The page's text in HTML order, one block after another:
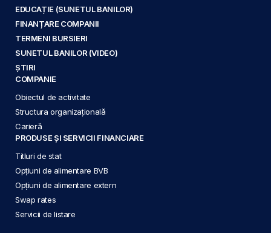
EDUCAȚIE (SUNETUL BANILOR)
FINANȚARE COMPANII
TERMENI BURSIERI
SUNETUL BANILOR (VIDEO)
ȘTIRI
COMPANIE
Obiectul de activitate
Structura organizațională
Carieră
PRODUSE ȘI SERVICII FINANCIARE
Titluri de stat
Opțiuni de alimentare BVB
Opțiuni de alimentare extern
Swap rates
Servicii de listare